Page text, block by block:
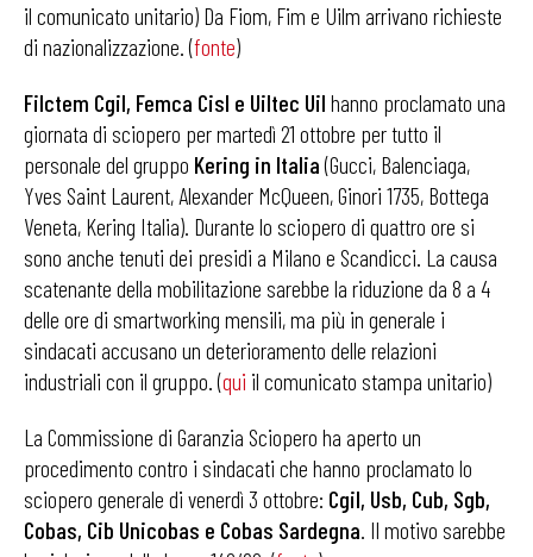
il comunicato unitario) Da Fiom, Fim e Uilm arrivano richieste
di nazionalizzazione. (fonte)
Filctem Cgil, Femca Cisl e Uiltec Uil hanno proclamato una
giornata di sciopero per martedì 21 ottobre per tutto il
personale del gruppo Kering in Italia(Gucci, Balenciaga,
Yves Saint Laurent, Alexander McQueen, Ginori 1735, Bottega
Veneta, Kering Italia). Durante lo sciopero di quattro ore si
sono anche tenuti dei presidi a Milano e Scandicci. La causa
scatenante della mobilitazione sarebbe la riduzione da 8 a 4
delle ore di smartworking mensili, ma più in generale i
sindacati accusano un deterioramento delle relazioni
industriali con il gruppo. (qui il comunicato stampa unitario)
La Commissione di Garanzia Sciopero ha aperto un
procedimento contro i sindacati che hanno proclamato lo
sciopero generale di venerdì 3 ottobre: Cgil, Usb, Cub, Sgb,
Cobas, Cib Unicobas e Cobas Sardegna. Il motivo sarebbe